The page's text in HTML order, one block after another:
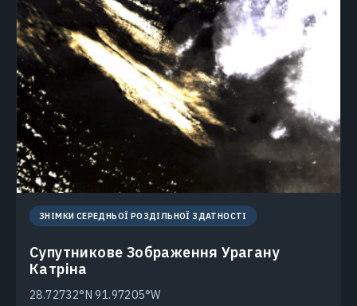
ЗНІМКИ СЕРЕДНЬОЇ РОЗДІЛЬНОЇ ЗДАТНОСТІ
Супутникове Зображення Урагану
Катріна
28.72732°N 91.97205°W